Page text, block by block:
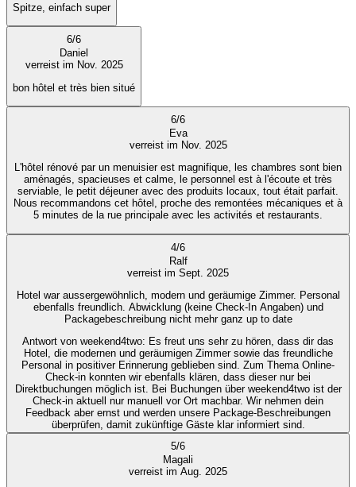
Spitze, einfach super
6/6
Daniel
verreist im Nov. 2025
bon hôtel et très bien situé
6/6
Eva
verreist im Nov. 2025
L'hôtel rénové par un menuisier est magnifique, les chambres sont bien
aménagés, spacieuses et calme, le personnel est à l'écoute et très
serviable, le petit déjeuner avec des produits locaux, tout était parfait.
Nous recommandons cet hôtel, proche des remontées mécaniques et à
5 minutes de la rue principale avec les activités et restaurants.
4/6
Ralf
verreist im Sept. 2025
Hotel war aussergewöhnlich, modern und geräumige Zimmer. Personal
ebenfalls freundlich. Abwicklung (keine Check-In Angaben) und
Packagebeschreibung nicht mehr ganz up to date
Antwort von weekend4two: Es freut uns sehr zu hören, dass dir das
Hotel, die modernen und geräumigen Zimmer sowie das freundliche
Personal in positiver Erinnerung geblieben sind. Zum Thema Online-
Check-in konnten wir ebenfalls klären, dass dieser nur bei
Direktbuchungen möglich ist. Bei Buchungen über weekend4two ist der
Check-in aktuell nur manuell vor Ort machbar. Wir nehmen dein
Feedback aber ernst und werden unsere Package-Beschreibungen
überprüfen, damit zukünftige Gäste klar informiert sind.
5/6
Magali
verreist im Aug. 2025